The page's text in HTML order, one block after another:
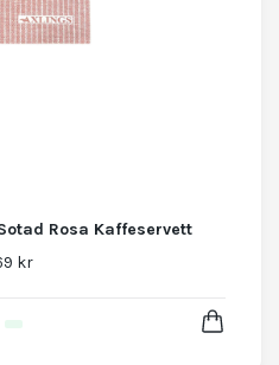
Rosa Kaffeservett
kr